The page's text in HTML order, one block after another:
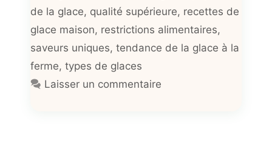
de la glace, qualité supérieure, recettes de
glace maison, restrictions alimentaires,
saveurs uniques, tendance de la glace à la
ferme, types de glaces
Laisser un commentaire